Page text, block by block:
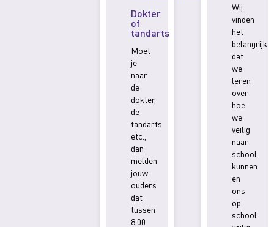
Dokter
of
tandarts
Moet
je
naar
de
dokter,
de
tandarts
etc.,
dan
melden
jouw
ouders
dat
tussen
8.00
Wij
vinden
het
belangrijk
dat
we
leren
over
hoe
we
veilig
naar
school
kunnen
en
ons
op
school